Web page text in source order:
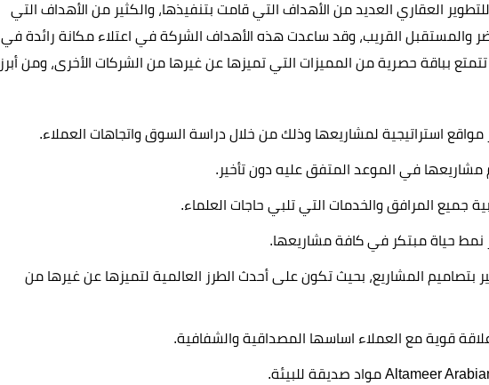
العقاري العديد من الأهداف التي قامت بتنفيذها، والكثير من الأهداف التي
والمستقبل القريب، وقد ساعدت هذه الأهداف الشركة في اعتلاء مكانة رائدة في
تتمتع بباقة حصرية من المميزات التي تميزها عن غيرها من الشركات الأخرى، ومن أبرز
استراتيجية لمشاريعها وذلك من خلال دراسة السوق واتجاهات العملاء.
مشاريعها في الموعد المتفق عليه دون تأخير.
جميع المرافق والخدمات التي تلبي حاجات العلماء.
حياة مبتكر في كافة مشاريعها.
المشاريع، بحيث تكون على أحدث الطرز العالمية لتميزها عن غيرها من
قوية مع العملاء اساسها المصداقية والشفافية.